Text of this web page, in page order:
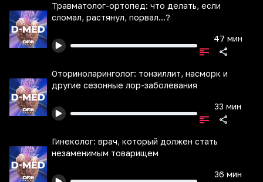
Травматолог-ортопед: что делать, если
сломал, растянул, порвал...?
47 мин
Оториноларинголог: тонзиллит, насморк и
другие сезонные лор-заболевания
33 мин
Гинеколог: врач, который должен стать
незаменимым товарищем
36 мин